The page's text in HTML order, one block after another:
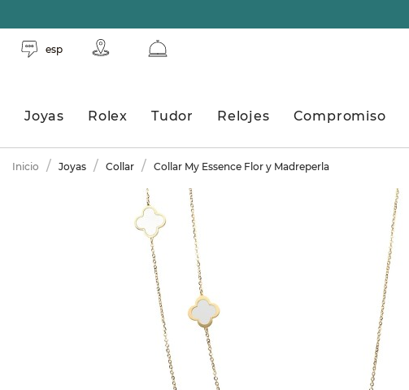
esp
Joyas Rolex Tudor Relojes Compromiso
Inicio Joyas Collar Collar My Essence Flor y Madreperla